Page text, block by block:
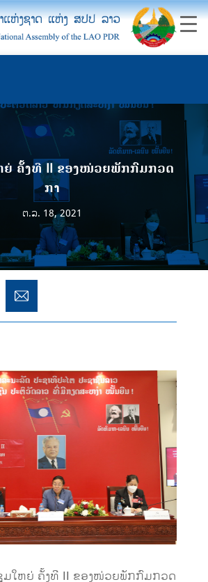
ຍ່ ຄັ້ງທີ II ຂອງໜ່ວຍພັກກົມກວດ
ກາ
ຕ.ລ. 18, 2021
ມໃຫຍ່ ຄັ້ງທີ II ຂອງໜ່ວຍພັກກົມກວດ